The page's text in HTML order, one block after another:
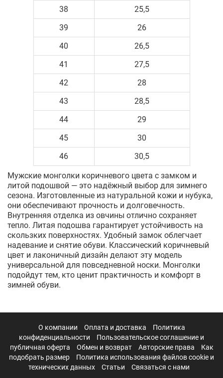
38
25,5
39
26
40
26,5
41
27,5
42
28
43
28,5
44
29
45
30
46
30,5
Мужские монголки коричневого цвета с замком и
литой подошвой — это надёжный выбор для зимнего
сезона. Изготовленные из натуральной кожи и нубука,
они обеспечивают прочность и долговечность.
Внутренняя отделка из овчины отлично сохраняет
тепло. Литая подошва гарантирует устойчивость на
скользких поверхностях. Удобный замок облегчает
надевание и снятие обуви. Классический коричневый
цвет и лаконичный дизайн делают эту модель
универсальной для повседневной носки. Монголки
подойдут тем, кто ценит практичность и комфорт в
зимней обуви.
О компании Оплата и доставка
Политика
конфиденциальности
Пользовательское соглашение и
публичная оферта
Обмен и возврат Авторские права
Как
подобрать размер
Политика использования файлов cookie и
технических данных
Статьи Связаться с нами